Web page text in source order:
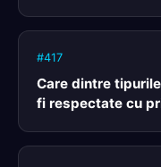
#417
Care dintre
fi respectate cu